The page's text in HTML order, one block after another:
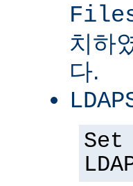
치하
다.
Set